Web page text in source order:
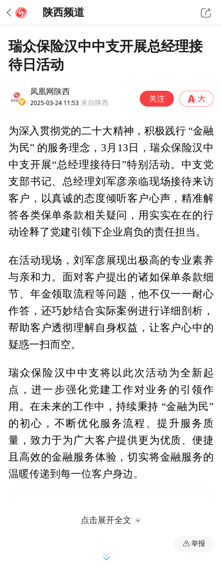
陕西频道
瑞众保险汉中中支开展总经理接
待日活动
凤凰网陕西
2025-03-24 11:53 来自陕西
为深入贯彻党的二十大精神，积极践行 “金融
为民” 的服务理念，3月13日，瑞众保险汉中
中支开展“总经理接待日”特别活动。中支党
支部书记、总经理刘军彦亲临现场接待来访
客户，以真诚的态度倾听客户心声，精准解
答各类保单条款相关疑问，用实实在在的行
动诠释了党建引领下企业肩负的责任担当。
在活动现场，刘军彦展现出极高的专业素养
与亲和力。面对客户提出的诸如保单条款细
节、年金领取流程等问题，他不仅一一耐心
作答，还巧妙结合实际案例进行详细剖析，
帮助客户透彻理解自身权益，让客户心中的
疑惑一扫而空。
瑞众保险汉中中支将以此次活动为全新起
点，进一步强化党建工作对业务的引领作
用。在未来的工作中，持续秉持 “金融为民”
的初心，不断优化服务流程、提升服务质
量，致力于为广大客户提供更为优质、便捷
且高效的金融服务体验，切实将金融服务的
温暖传递到每一位客户身边。
点击展开全文
举报